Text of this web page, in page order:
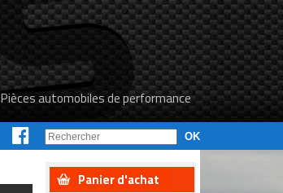
Pièces automobiles de performance
Panier d'achat